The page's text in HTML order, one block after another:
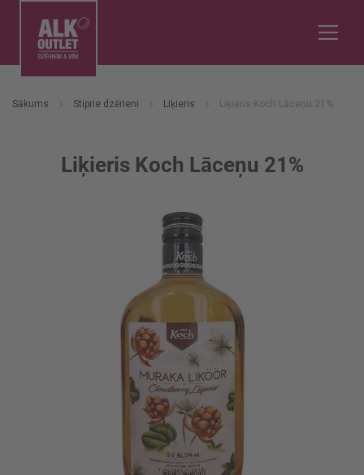
Sākums Stiprie dzērieni Liķieris Liķieris Koch Lāceņu 21%
Liķieris Koch Lāceņu 21%